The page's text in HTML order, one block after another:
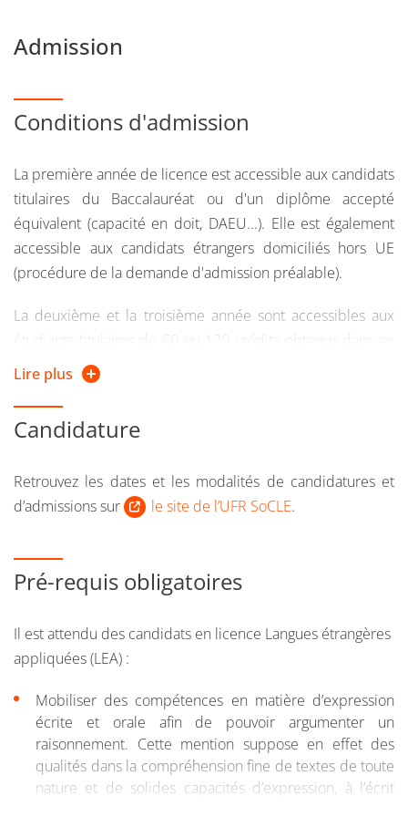
Admission
Conditions d'admission
La première année de licence est accessible aux candidats
titulaires du Baccalauréat ou d'un diplôme accepté
équivalent (capacité en doit, DAEU...). Elle est également
accessible aux candidats étrangers domiciliés hors UE
(procédure de la demande d'admission préalable).
La deuxième et la troisième année sont accessibles aux
étudiants titulaires de 60 ou 120 crédits obtenus dans ce
même cursus ou via une validation (d'acquis ou d'études)
selon les conditions déterminées par l'université ou la
formation.
continue :
si vous reprenez vos études après 2 ans d'interruption
ou si vous suiviez une formation sous le régime
ou si vous êtes salarié, demandeur d'emploi, travailleur
indépendant
Si vous n'avez pas le diplôme requis pour intégrer la
formation, vous pouvez entreprendre une démarche
validation des acquis personnels et professionnels
(VAPP).
Lire plus
Candidature
Retrouvez les dates et les modalités de candidatures et
d’admissions sur
le site de l’UFR SoCLE.
Pré-requis obligatoires
Il est attendu des candidats en licence Langues étrangères
appliquées (LEA) :
Mobiliser des compétences en matière d’expression
écrite et orale afin de pouvoir argumenter un
raisonnement. Cette mention suppose en effet des
qualités dans la compréhension fine de textes de toute
nature et de solides capacités d’expression, à l’écrit